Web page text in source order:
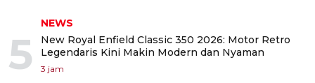
5
NEWS
New Royal Enfield Classic 350 2026: Motor Retro
Legendaris Kini Makin Modern dan Nyaman
3 jam